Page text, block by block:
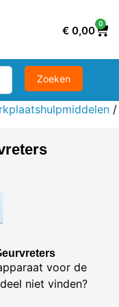
€ 0,00
0
voor de
niet vinden?